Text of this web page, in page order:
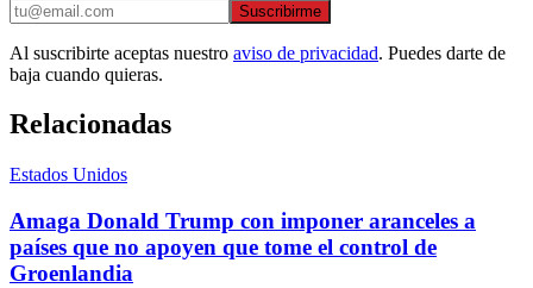
Suscribirme
Al suscribirte aceptas nuestro aviso de privacidad. Puedes darte de
baja cuando quieras.
Relacionadas
Estados Unidos
Amaga Donald Trump con imponer aranceles a
países que no apoyen que tome el control de
Groenlandia